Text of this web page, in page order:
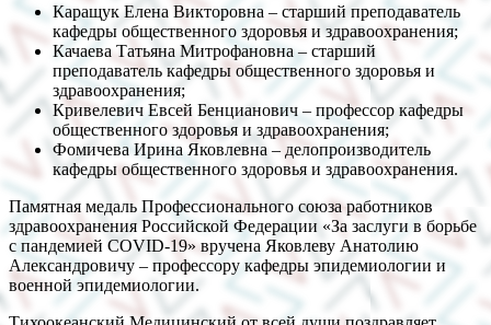
Каращук Елена Викторовна – старший преподаватель
кафедры общественного здоровья и здравоохранения;
Качаева Татьяна Митрофановна – старший
преподаватель кафедры общественного здоровья и
здравоохранения;
Кривелевич Евсей Бенцианович – профессор кафедры
общественного здоровья и здравоохранения;
Фомичева Ирина Яковлевна – делопроизводитель
кафедры общественного здоровья и здравоохранения.
Памятная медаль Профессионального союза работников
здравоохранения Российской Федерации «За заслуги в борьбе
с пандемией COVID-19» вручена Яковлеву Анатолию
Александровичу – профессору кафедры эпидемиологии и
военной эпидемиологии.